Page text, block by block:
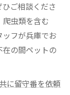
ご相談くださ
虫類を含む
フが兵庫でお
の間ペットの
に留守番を依頼